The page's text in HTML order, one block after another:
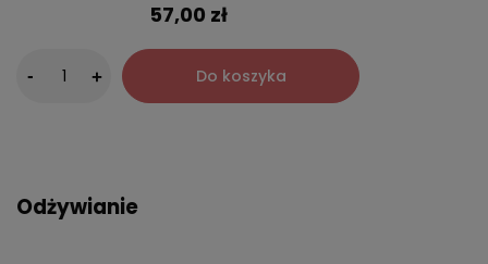
57,00 zł
- + Do koszyka
Odżywianie